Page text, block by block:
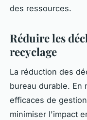
des ressources.
Réduire les
recyclage
La réduction des
bureau durable. En
efficaces de
minimiser l'impact